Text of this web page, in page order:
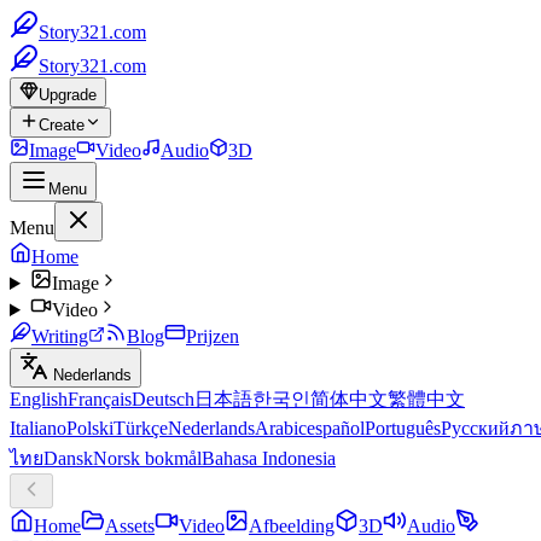
Story321.com
Story321.com
Upgrade
Create
Image Video Audio 3D
Menu
Menu
Home
Image
Video
Writing
Blog Prijzen
Nederlands
EnglishFrançaisDeutsch 日本語한국인简体中文繁體中文
ItalianoPolskiTürkçeNederlandsArabicespañolPortuguêsРусскийภา
ไทยDanskNorsk bokmålBahasa Indonesia
Home Assets Video Afbeelding 3D
Audio